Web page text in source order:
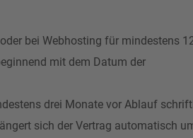
bei Webhosting für mindestens
mit dem Datum der
drei Monate vor Ablauf
sich der Vertrag automatisch